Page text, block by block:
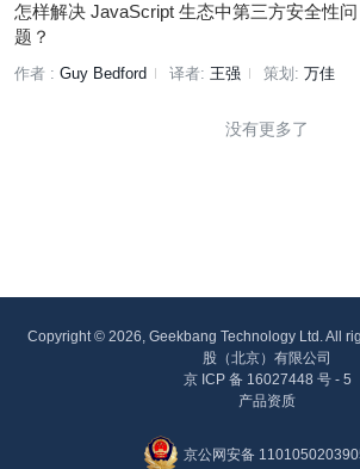
怎样解决 JavaScript 生态中第三方安全性问
题？
作者 : Guy Bedford 译者: 王强 策划: 万佳
没有更多了
Copyright © 2026, Geekbang Technology Ltd. All
股（北京）有限公司
京 ICP 备 16027448 号 - 5
产品资质
京公网安备